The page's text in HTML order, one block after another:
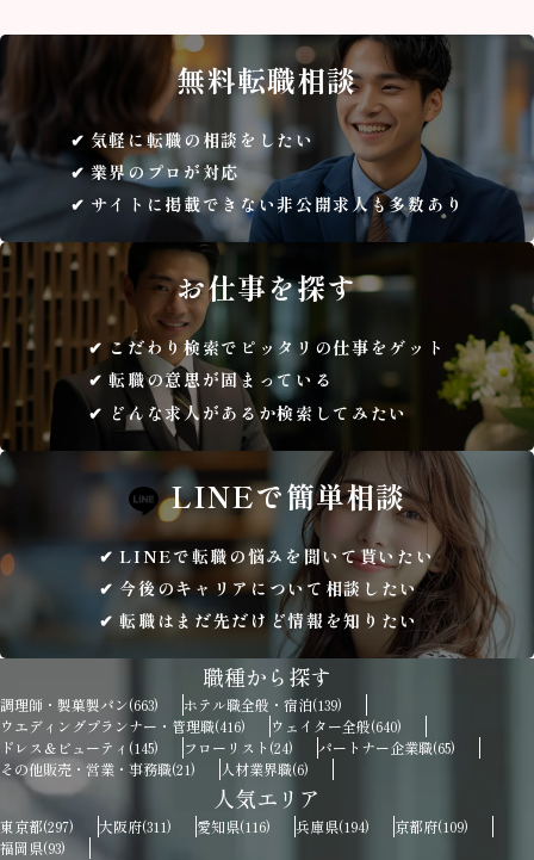
無料転職相談
気軽に転職の相談をしたい
業界のプロが対応
サイトに掲載できない非公開求人も多数あり
お仕事を探す
こだわり検索でピッタリの仕事をゲット
転職の意思が固まっている
どんな求人があるか検索してみたい
LINEで簡単相談
LINEで転職の悩みを聞いて貰いたい
今後のキャリアについて相談したい
転職はまだ先だけど情報を知りたい
職種から探す
調理師・製菓製パン(663) ホテル職全般・宿泊(139)
ウエディングプランナー・管理職(416) ウェイター全般(640)
ドレス＆ビューティ (145) フローリスト (24) パートナー企業職(65)
その他販売・営業・事務職(21) 人材業界職(6)
人気エリア
東京都(297) 大阪府(311) 愛知県(116) 兵庫県(194) 京都府(109)
福岡県(93)